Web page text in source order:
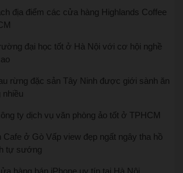
địa điểm các cửa hàng Highlands Coffee
đại học tốt ở Hà Nội với cơ hội nghề
rừng đặc sản Tây Ninh được giới sành ăn
nhiều
ty dịch vụ văn phòng ảo tốt ở TPHCM
Cafe ở Gò Vấp view đẹp ngất ngây tha hồ
tự sướng
hàng bán iPhone uy tín tại Hà Nội